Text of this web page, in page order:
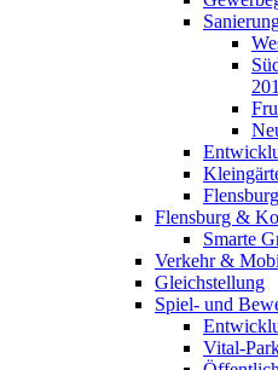
Flensburg &
Smarte
Verkehr &
Gleichstellung
Spiel- und
Vital-